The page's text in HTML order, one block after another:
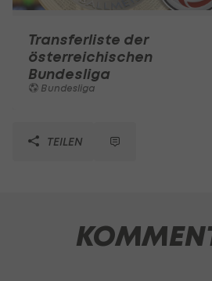
Transferliste der
österreichischen
Bundesliga
Bundesliga
TEILEN